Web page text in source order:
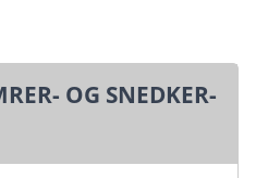
OG SNEDKER-